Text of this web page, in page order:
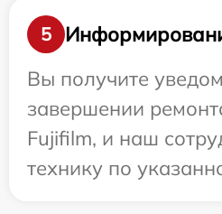
5
Вы получите
завершении
Fujifilm, и наш
технику по